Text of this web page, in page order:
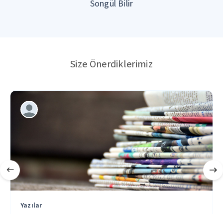
Songül Bilir
Size Önerdiklerimiz
Yazılar